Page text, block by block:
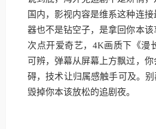
国内，影视内容是维系这种连
器也不是钻空子，是拿回你本
次点开爱奇艺，4K画质下《漫
可辨，弹幕从屏幕上方飘过，
碍，技术让归属感触手可及。别
毁掉你本该放松的追剧夜。